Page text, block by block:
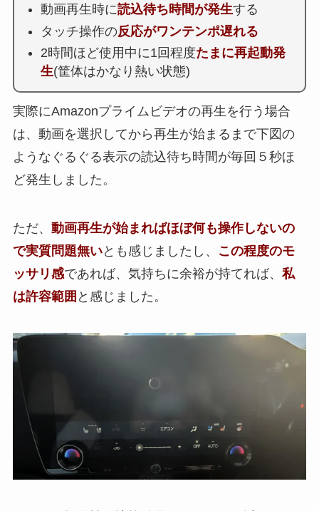
動画再生時に読込待ち時間が発生する
タッチ操作の反応がワンテンポ遅れる
2時間ほど使用中に1回程度たまに再起動発
生(筐体はかなり熱い状態)
実際にAmazonプライムビデオの再生を行う場合
は、動画を選択してから再生が始まるまで下図の
ようなぐるぐる表示の読込待ち時間が毎回５秒ほ
ど発生しました。
ただ、 動画再生が始まればほぼ何も操作しないの
で実質問題無いとも感じましたし、
この程度のモ
ッサリ感であれば、気持ちに余裕が持てれば、 私
は許容範囲 と感じました。